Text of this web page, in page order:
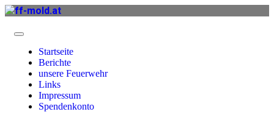
Startseite
Berichte
unsere Feuerwehr
Links
Impressum
Spendenkonto